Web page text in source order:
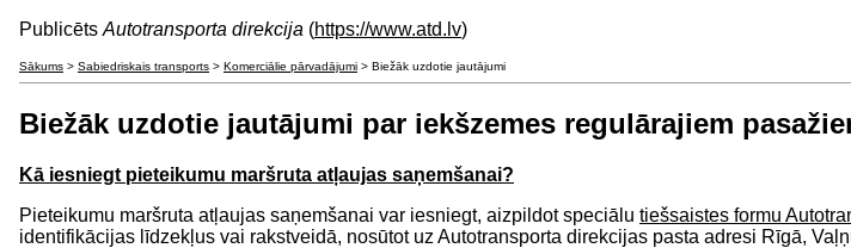
Publicēts Autotransporta direkcija (https://www.atd.lv)
Sākums > Sabiedriskais transports > Komerciālie pārvadājumi > Biežāk uzdotie jautājumi
Biežāk uzdotie jautājumi par iekšzemes regulārajiem
Kā iesniegt pieteikumu maršruta atļaujas saņemšanai?
Pieteikumu maršruta atļaujas saņemšanai var iesniegt, aizpildot speciālu tiešsaistes formu
identifikācijas līdzekļus vai rakstveidā, nosūtot uz Autotransporta direkcijas pasta adresi Rīgā,